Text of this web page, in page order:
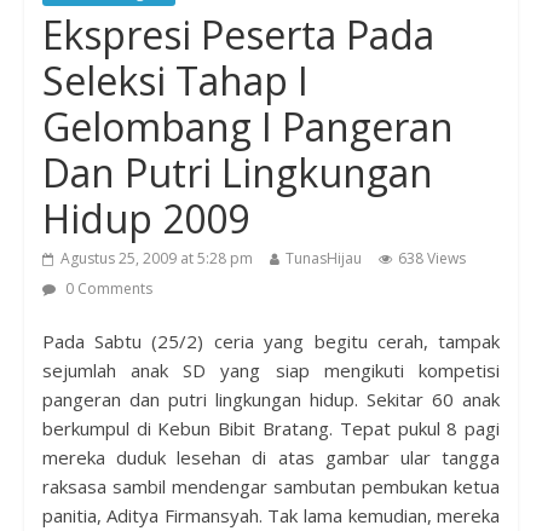
Ekspresi Peserta Pada
Seleksi Tahap I
Gelombang I Pangeran
Dan Putri Lingkungan
Hidup 2009
Agustus 25, 2009 at 5:28 pm TunasHijau
638 Views
0 Comments
Pada Sabtu (25/2) ceria yang begitu cerah, tampak
sejumlah anak SD yang siap mengikuti kompetisi
pangeran dan putri lingkungan hidup. Sekitar 60 anak
berkumpul di Kebun Bibit Bratang. Tepat pukul 8 pagi
mereka duduk lesehan di atas gambar ular tangga
raksasa sambil mendengar sambutan pembukan ketua
panitia,Aditya Firmansyah. Tak lama kemudian, mereka